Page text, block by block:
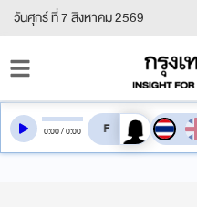
วันศุกร์ ที่ 7 สิงหาคม 2569
0:00/0:00 สลับเสียงอ่าน